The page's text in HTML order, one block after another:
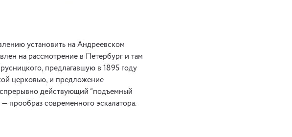
установить на Андреевском
на рассмотрение в Петербург и там
предлагавшую в 1895 году
церковью, и предложение
действующий “подъемный
прообраз современного эскалатора.